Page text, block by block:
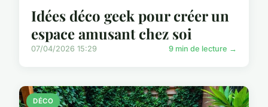
Idées déco geek pour créer un
espace amusant chez soi
07/04/2026 15:29 9 min de lecture →
DÉCO